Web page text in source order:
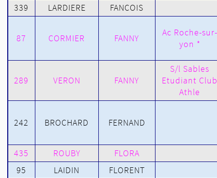
339
LARDIERE FANCOIS
87 CORMIER FANNY
Ac Roche-sur-
yon *
289 VERON FANNY
S/l Sables
Etudiant Club
Athle
242 BROCHARD FERNAND
435 ROUBY
FLORA
95
LAIDIN
FLORENT